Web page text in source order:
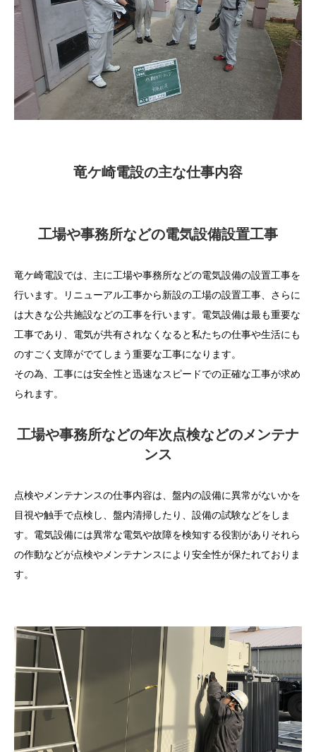
竜ケ崎電設の主な仕事内容
工場や事務所などの電気設備設置工事
竜ケ崎電設では、主に工場や事務所などの電気設備の設置工事を
行います。リニューアル工事から新設の工場の設置工事、さらに
は大きな公共施設などの工事を行います。電気設備は最も重要な
工事であり、電気が共有されなくなると私たちの仕事や生活にも
のすごく支障がでてしまう重要な工事になります。
その為、工事には安全性と迅速なスピードでの正確な工事が求め
られます。
工場や事務所などの年次点検などのメンテナ
ンス
点検やメンテナンスの仕事内容は、盤内の設備に異常がないかを
目視や触手で点検し、盤内清掃したり、設備の試験などをしま
す。電気設備には異常な電気や故障を検知する役割がありそれら
の作動などが点検やメンテナンスにより安全性が保たれておりま
す。